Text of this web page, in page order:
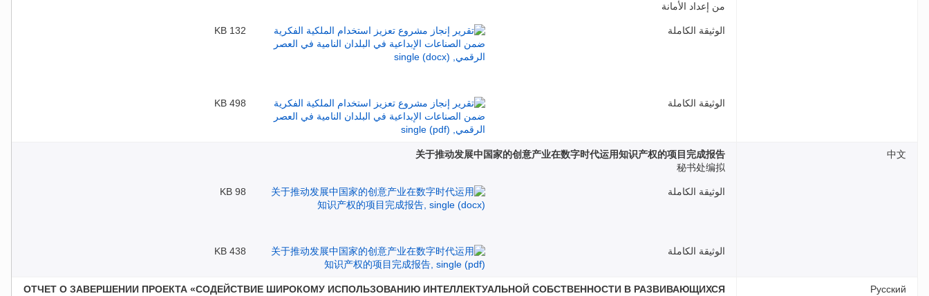
من إعداد الأمانة
الوثيقة الكاملة 132 KB
الوثيقة الكاملة 498 KB
中文
关于推动发展中国家的创意产业在数字时代运用知识产权的项目完成报告
秘书处编拟
الوثيقة الكاملة 98 KB
الوثيقة الكاملة 438 KB
Русский
ОТЧЕТ О ЗАВЕРШЕНИИ ПРОЕКТА «СОДЕЙСТВИЕ ШИРОКОМУ ИСПОЛЬЗОВАНИЮ ИНТЕЛЛЕКТУАЛЬНОЙ СОБСТВЕННОСТИ В РАЗВИВАЮЩИХСЯ